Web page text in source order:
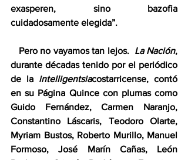
exasperen, sino bazofia
cuidadosamente elegida”.
   Pero no vayamos tan lejos.
La Nación,
durante décadas tenido por el periódico
de la intelligentsiacostarricense, contó
en su Página Quince con plumas como
Guido Fernández, Carmen Naranjo,
Constantino Láscaris, Teodoro Olarte,
Myriam Bustos, Roberto Murillo, Manuel
Formoso, José Marín Cañas, León